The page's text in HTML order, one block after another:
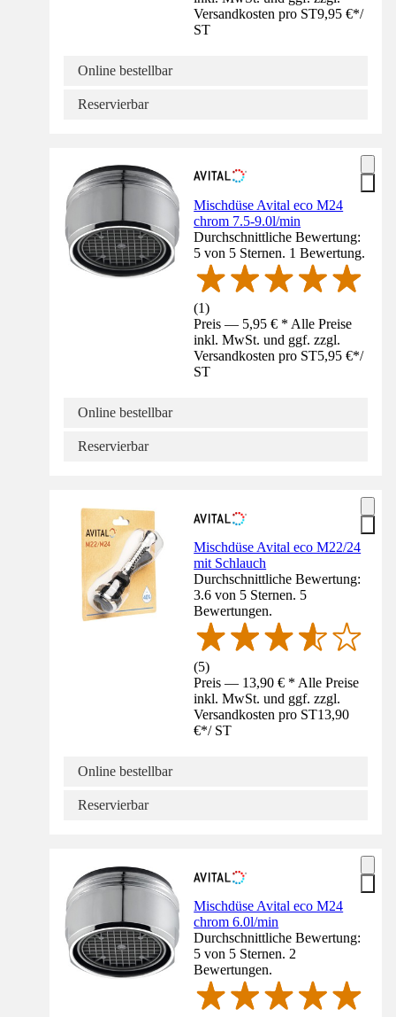
Versandkosten pro ST9,95 €*/
ST
Online bestellbar
Reservierbar
Mischdüse Avital eco M24
chrom 7.5-9.0l/min
Durchschnittliche Bewertung:
5 von 5 Sternen. 1 Bewertung.
(1)
Preis — 5,95 € * Alle Preise
inkl. MwSt. und ggf. zzgl.
Versandkosten pro ST5,95 €*/
ST
Online bestellbar
Reservierbar
Mischdüse Avital eco M22/24
mit Schlauch
Durchschnittliche Bewertung:
3.6 von 5 Sternen. 5
Bewertungen.
(5)
Preis — 13,90 € * Alle Preise
inkl. MwSt. und ggf. zzgl.
Versandkosten pro ST13,90
€*/ ST
Online bestellbar
Reservierbar
Mischdüse Avital eco M24
chrom 6.0l/min
Durchschnittliche Bewertung:
5 von 5 Sternen. 2
Bewertungen.